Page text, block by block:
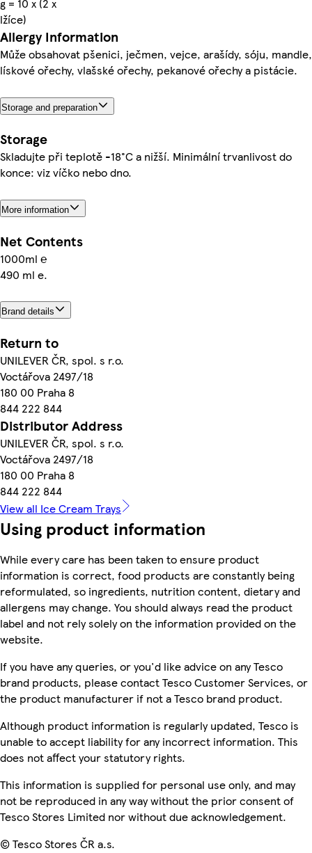
lžíce)
Allergy Information
Může obsahovat pšenici, ječmen, vejce, arašídy, sóju, mandle,
lískové ořechy, vlašské ořechy, pekanové ořechy a pistácie.
Storage and preparation
Storage
Skladujte při teplotě -18°C a nižší. Minimální trvanlivost do
konce: viz víčko nebo dno.
More information
Net Contents
1000ml ℮
490 ml e.
Brand details
Return to
UNILEVER ČR, spol. s r.o.
Voctářova 2497/18
180 00 Praha 8
844 222 844
Distributor Address
UNILEVER ČR, spol. s r.o.
Voctářova 2497/18
180 00 Praha 8
844 222 844
View all Ice Cream Trays
Using product information
While every care has been taken to ensure product
information is correct, food products are constantly being
reformulated, so ingredients, nutrition content, dietary and
allergens may change. You should always read the product
label and not rely solely on the information provided on the
website.
If you have any queries, or you'd like advice on any Tesco
brand products, please contact Tesco Customer Services, or
the product manufacturer if not a Tesco brand product.
Although product information is regularly updated, Tesco is
unable to accept liability for any incorrect information. This
does not affect your statutory rights.
This information is supplied for personal use only, and may
not be reproduced in any way without the prior consent of
Tesco Stores Limited nor without due acknowledgement.
© Tesco Stores ČR a.s.